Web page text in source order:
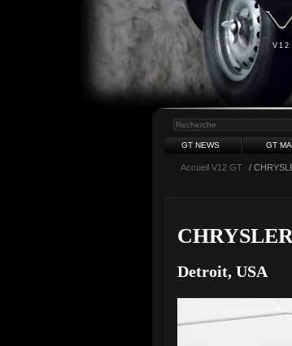
V12
GT NEWS GT
Accueil V12 GT /
Detroit, USA